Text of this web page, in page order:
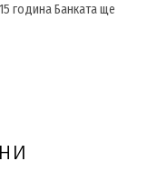
година Банката ще